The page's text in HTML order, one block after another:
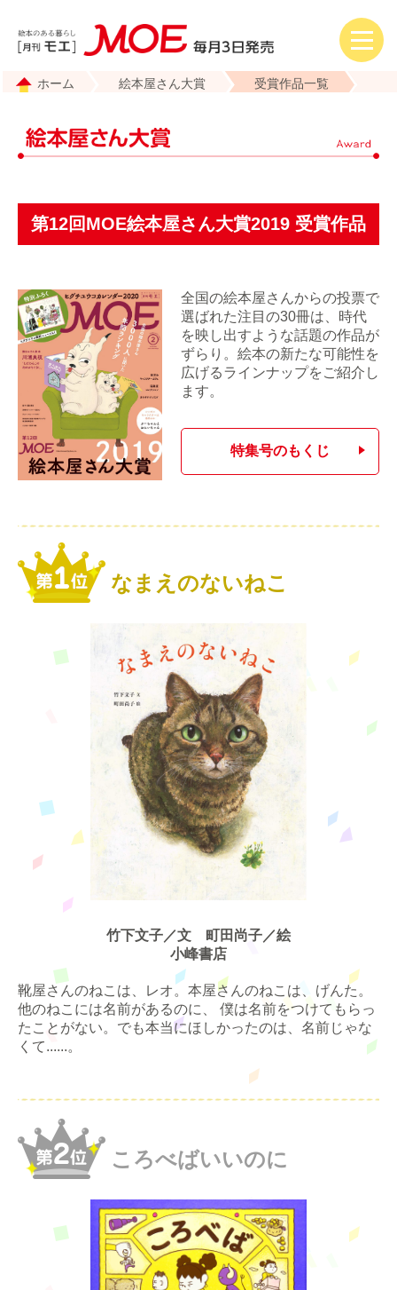
ホーム 絵本屋さん大賞 受賞作品一覧
第12回MOE絵本屋さん大賞2019 受賞作品
全国の絵本屋さんからの投票で
選ばれた注目の30冊は、時代
を映し出すような話題の作品が
ずらり。絵本の新たな可能性を
広げるラインナップをご紹介し
ます。
特集号のもくじ
なまえのないねこ
竹下文子／文 町田尚子／絵
小峰書店
靴屋さんのねこは、レオ。本屋さんのねこは、げんた。
他のねこには名前があるのに、 僕は名前をつけてもらっ
たことがない。でも本当にほしかったのは、名前じゃな
くて......。
ころべばいいのに